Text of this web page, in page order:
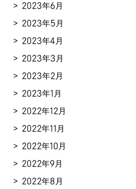
2023年6月
2023年5月
2023年4月
2023年3月
2023年2月
2023年1月
2022年12月
2022年11月
2022年10月
2022年9月
2022年8月